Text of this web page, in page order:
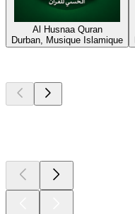
Al Husnaa Quran
Durban, Musique Islamique